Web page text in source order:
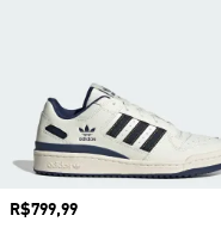
Preço
R$799,99